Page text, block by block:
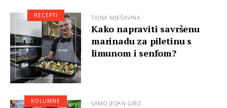
TAJNA MJEŠAVINA
Kako napraviti savršenu
marinadu za piletinu s
limunom i senfom?
RECEPTI
SAMO JEDAN GRIZ
KOLUMNE